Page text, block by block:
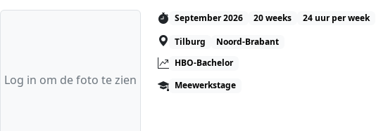
Log in om de foto te zien
September 2026 20 weeks
24 uur per week
Tilburg
Noord-Brabant
HBO-Bachelor
Meewerkstage